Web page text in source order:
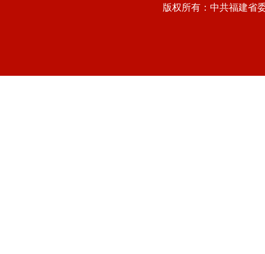
版权所有：中共福建省